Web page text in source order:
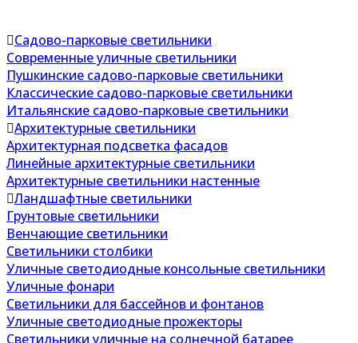
Садово-парковые светильники
Современные уличные светильники
Пушкинские садово-парковые светильники
Классические садово-парковые светильники
Итальянские садово-парковые светильники
Архитектурные светильники
Архитектурная подсветка фасадов
Линейные архитектурные светильники
Архитектурные светильники настенные
Ландшафтные светильники
Грунтовые светильники
Венчающие светильники
Светильники столбики
Уличные светодиодные консольные светильники
Уличные фонари
Светильники для бассейнов и фонтанов
Уличные светодиодные прожекторы
Светильники уличные на солнечной батарее